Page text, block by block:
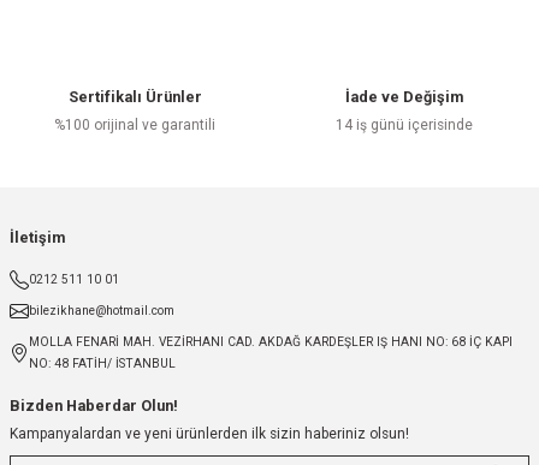
Sertifikalı Ürünler
%100 orijinal ve garantili
İade ve Değişim
14 iş günü içerisinde
İletişim
0212 511 10 01
bilezikhane@hotmail.com
MOLLA FENARİ MAH. VEZİRHANI CAD. AKDAĞ KARDEŞLER IŞ HANI NO: 68 İÇ KAPI
NO: 48 FATİH/ İSTANBUL
Bizden Haberdar Olun!
Kampanyalardan ve yeni ürünlerden ilk sizin haberiniz olsun!